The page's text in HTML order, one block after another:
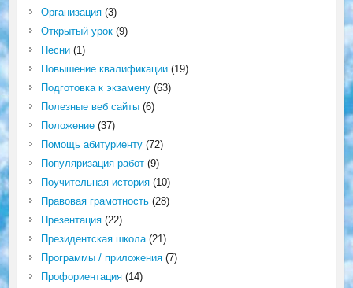
Организация(3)
Открытый урок(9)
Песни(1)
Повышение квалификации(19)
Подготовка к экзамену(63)
Полезные веб сайты(6)
Положение(37)
Помощь абитуриенту(72)
Популяризация работ(9)
Поучительная история(10)
Правовая грамотность(28)
Презентация(22)
Президентская школа(21)
Программы / приложения(7)
Профориентация(14)